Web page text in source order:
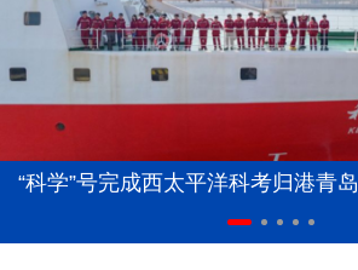
“科学”号完成西太平洋科考归港青岛